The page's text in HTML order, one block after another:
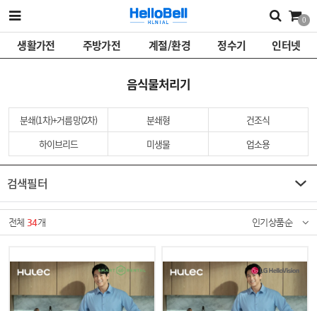
0
생활가전 주방가전 계절/환경 정수기 인터넷
음식물처리기
분쇄(1차)+거름망(2차) 분쇄형
건조식
하이브리드
미생물 업소용
검색필터
전체 34개 인기상품순